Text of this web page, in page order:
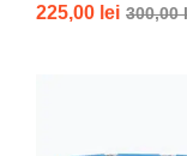
225,00 lei 300,00